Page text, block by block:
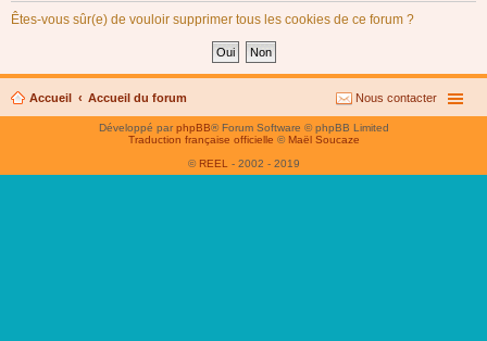
Êtes-vous sûr(e) de vouloir supprimer tous les cookies de ce forum ?
Accueil Accueil du forum Nous contacter
Développé parphpBB® Forum Software © phpBB Limited
Traduction française officielle © Maël Soucaze
© REEL - 2002 - 2019